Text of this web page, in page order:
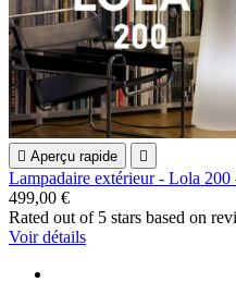
 Aperçu rapide 
Lampadaire extérieur - Lola
499,00 €
Rated out of 5 stars based on
Voir détails